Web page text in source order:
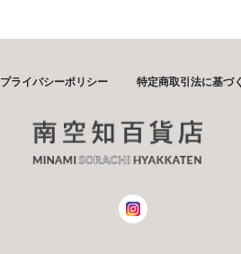
プライバシーポリシー 特定商取引法に基づ